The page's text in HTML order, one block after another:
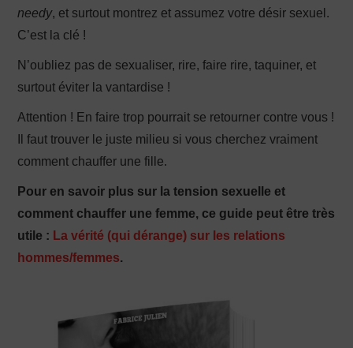
needy, et surtout montrez et assumez votre désir sexuel.
C’est la clé !
N’oubliez pas de sexualiser, rire, faire rire, taquiner, et
surtout éviter la vantardise !
Attention ! En faire trop pourrait se retourner contre vous !
Il faut trouver le juste milieu si vous cherchez vraiment
comment chauffer une fille.
Pour en savoir plus sur la tension sexuelle et
comment chauffer une femme, ce guide peut être très
utile : La vérité (qui dérange) sur les relations
hommes/femmes.